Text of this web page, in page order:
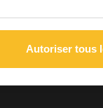
Autoriser tous